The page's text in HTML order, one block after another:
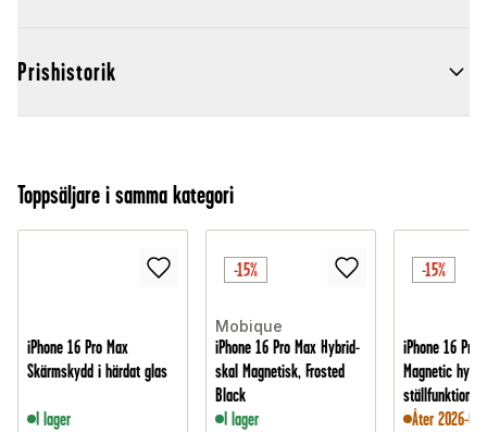
Prishistorik
Toppsäljare i samma kategori
iPhone 16 Pro Max
Skärmskydd i härdat glas
I lager
-15%
Mobique
iPhone 16 Pro Max Hybrid-
skal Magnetisk, Frosted
Black
I lager
-15%
iPhone 16 Pro
Magnetic
ställfunktion,
Åter 2026-